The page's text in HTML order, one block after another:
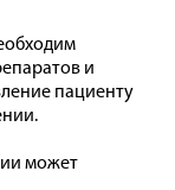
и
пациенту
может